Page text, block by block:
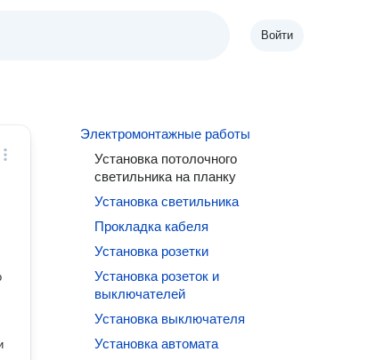
Войти
Электромонтажные работы
Установка потолочного
светильника на планку
Установка светильника
Прокладка кабеля
Установка розетки
Установка розеток и
выключателей
Установка выключателя
Установка автомата